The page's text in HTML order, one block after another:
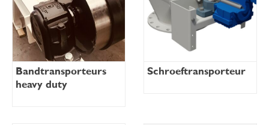
Bandtransporteurs
heavy duty
Schroeftransporteur